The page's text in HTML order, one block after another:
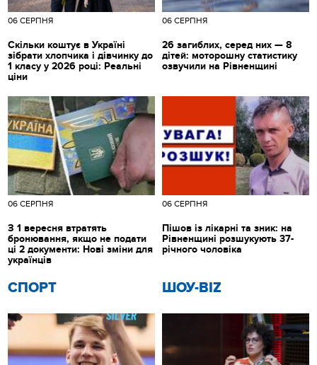
06 СЕРПНЯ
Скільки коштує в Україні
зібрати хлопчика і дівчинку до
1 класу у 2026 році: Реальні
ціни
06 СЕРПНЯ
26 загиблих, серед них — 8
дітей: моторошну статистику
озвучили на Рівненщині
СПОРТ ШОУ-BIZ
06 СЕРПНЯ
З 1 вересня втратять
бронювання, якщо не подати
ці 2 документи: Нові зміни для
українців
06 СЕРПНЯ
Пішов із лікарні та зник: на
Рівненщині розшукують 37-
річного чоловіка